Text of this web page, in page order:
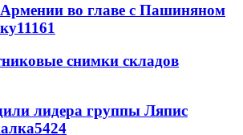
во главе с Пашиняном
11161
снимки складов
лидера группы Ляпис
5424